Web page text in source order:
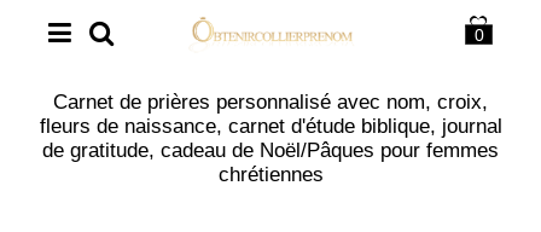
0
Carnet de prières personnalisé avec nom, croix,
fleurs de naissance, carnet d'étude biblique, journal
de gratitude, cadeau de Noël/Pâques pour femmes
chrétiennes